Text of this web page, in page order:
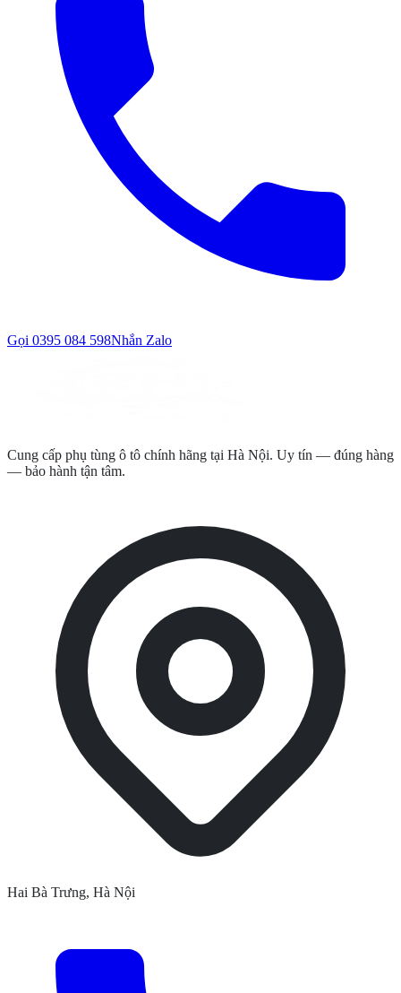
Gọi 0395 084 598Nhắn Zalo
Cung cấp phụ tùng ô tô chính hãng tại Hà Nội. Uy tín — đúng hàng
— bảo hành tận tâm.
Hai Bà Trưng, Hà Nội